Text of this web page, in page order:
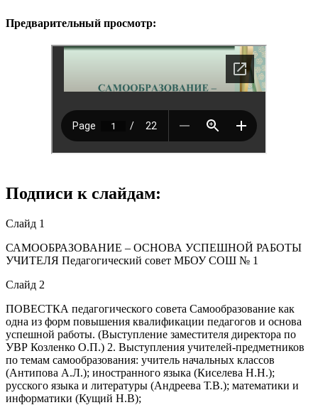
Предварительный просмотр:
Подписи к слайдам:
Слайд 1
САМООБРАЗОВАНИЕ – ОСНОВА УСПЕШНОЙ РАБОТЫ
УЧИТЕЛЯ Педагогический совет МБОУ СОШ № 1
Слайд 2
ПОВЕСТКА педагогического совета Самообразование как
одна из форм повышения квалификации педагогов и основа
успешной работы. (Выступление заместителя директора по
УВР Козленко О.П.) 2. Выступления учителей-предметников
по темам самообразования: учитель начальных классов
(Антипова А.Л.); иностранного языка (Киселева Н.Н.);
русского языка и литературы (Андреева Т.В.); математики и
информатики (Кущий Н.В);